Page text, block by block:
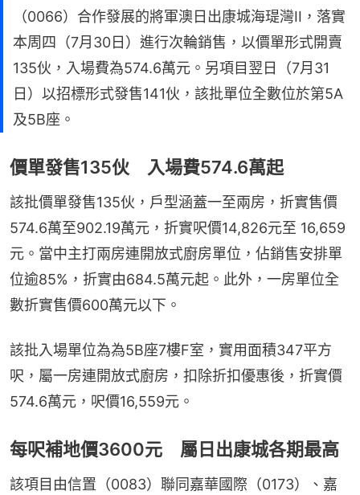
（0066）合作發展的將軍澳日出康城海瑅灣II，落實
本周四（7月30日）進行次輪銷售，以價單形式開賣
135伙，入場費為574.6萬元。另項目翌日（7月31
日）以招標形式發售141伙，該批單位全數位於第5A
及5B座。
價單發售135伙 入場費574.6萬起
該批價單發售135伙，戶型涵蓋一至兩房，折實售價
574.6萬至902.19萬元，折實呎價14,826元至 16,659
元。當中主打兩房連開放式廚房單位，佔銷售安排單
位逾85%，折實由684.5萬元起。此外，一房單位全
數折實售價600萬元以下。
該批入場單位為為5B座7樓F室，實用面積347平方
呎，屬一房連開放式廚房，扣除折扣優惠後，折實價
574.6萬元，呎價16,559元。
每呎補地價3600元 屬日出康城各期最高
該項目由信置（0083）聯同嘉華國際（0173）、嘉